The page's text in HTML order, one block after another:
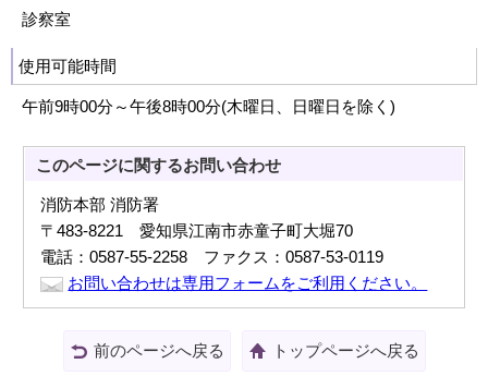
診察室
使用可能時間
午前9時00分～午後8時00分(木曜日、日曜日を除く)
このページに関するお問い合わせ
消防本部 消防署
〒483-8221 愛知県江南市赤童子町大堀70
電話：0587-55-2258 ファクス：0587-53-0119
お問い合わせは専用フォームをご利用ください。
前のページへ戻る トップページへ戻る